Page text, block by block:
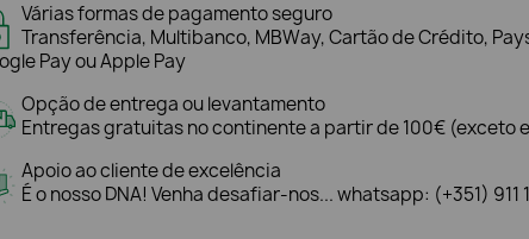
Várias formas de pagamento seguro
Transferência, Multibanco, MBWay, Cartão de Crédito,
Pay ou Apple Pay
Opção de entrega ou levantamento
Entregas gratuitas no continente a partir de 100€ (exceto
Apoio ao cliente de excelência
É o nosso DNA! Venha desafiar-nos... whatsapp: (+351) 911